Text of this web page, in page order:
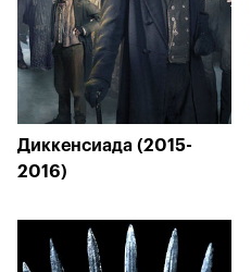
Диккенсиада (2015-
2016)